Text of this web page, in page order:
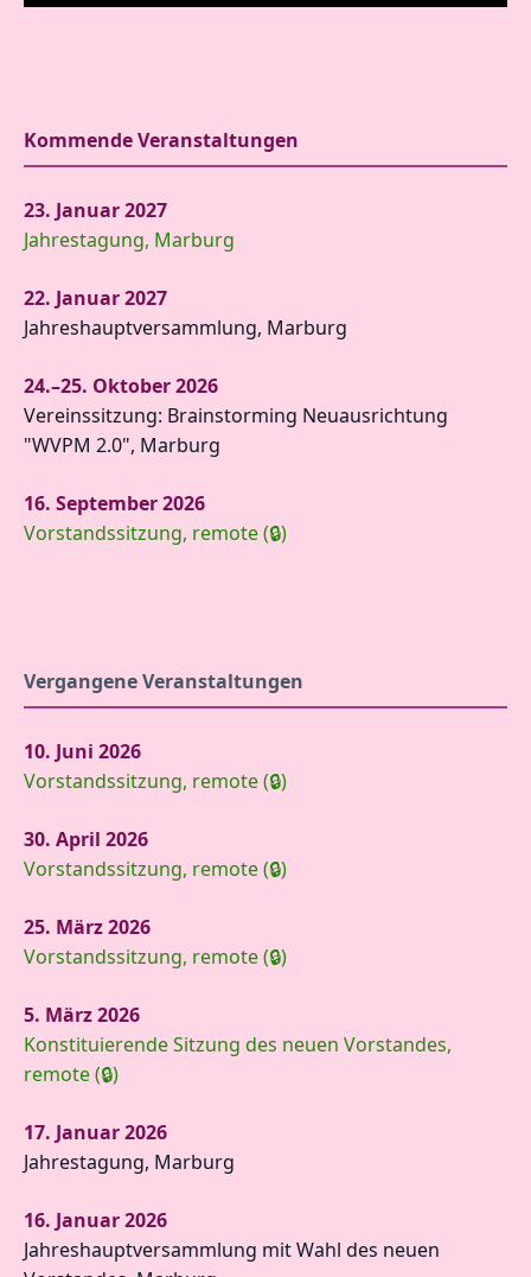
Kommende Veranstaltungen
23. Januar 2027
Jahrestagung, Marburg
22. Januar 2027
Jahreshauptversammlung, Marburg
24.–25. Oktober 2026
Vereinssitzung: Brainstorming Neuausrichtung
"WVPM 2.0", Marburg
16. September 2026
Vorstandssitzung, remote (🔒)
Vergangene Veranstaltungen
10. Juni 2026
Vorstandssitzung, remote (🔒)
30. April 2026
Vorstandssitzung, remote (🔒)
25. März 2026
Vorstandssitzung, remote (🔒)
5. März 2026
Konstituierende Sitzung des neuen Vorstandes,
remote (🔒)
17. Januar 2026
Jahrestagung, Marburg
16. Januar 2026
Jahreshauptversammlung mit Wahl des neuen